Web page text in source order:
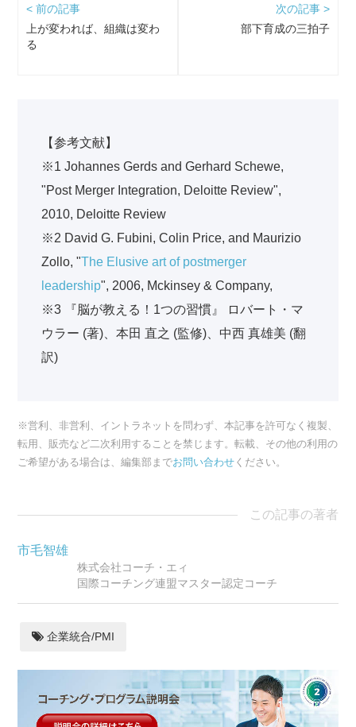
< 前の記事
上が変われば、組織は変わ
る
次の記事 >
部下育成の三拍子
【参考文献】
※1 Johannes Gerds and Gerhard Schewe,
"Post Merger Integration, Deloitte Review",
2010, Deloitte Review
※2 David G. Fubini, Colin Price, and Maurizio
Zollo, "The Elusive art of postmerger
leadership", 2006, Mckinsey & Company,
※3 『脳が教える！1つの習慣』 ロバート・マ
ウラー (著)、本田 直之 (監修)、中西 真雄美 (翻
訳)
※営利、非営利、イントラネットを問わず、本記事を許可なく複製、
転用、販売など二次利用することを禁じます。転載、その他の利用の
ご希望がある場合は、編集部までお問い合わせ ください。
この記事の著者
市毛智雄
株式会社コーチ・エィ
国際コーチング連盟マスター認定コーチ
企業統合/PMI